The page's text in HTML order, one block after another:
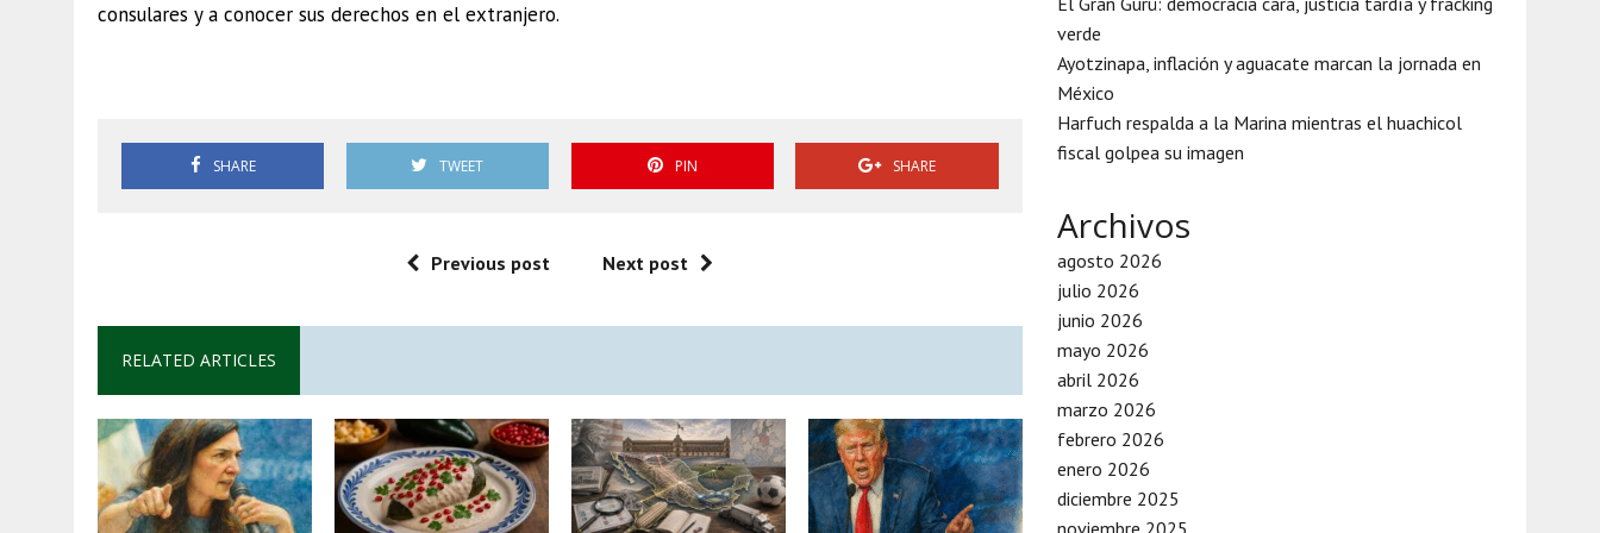
consulares y a conocer sus derechos en el extranjero.
SHARE TWEET PIN SHARE
Previous post Next post
RELATED ARTICLES
verde
Ayotzinapa, inflación y aguacate marcan la jornada en
México
Harfuch respalda a la Marina mientras el huachicol
fiscal golpea su imagen
Archivos
agosto 2026
julio 2026
junio 2026
mayo 2026
abril 2026
marzo 2026
febrero 2026
enero 2026
diciembre 2025
noviembre 2025